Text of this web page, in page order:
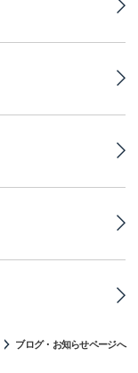
ブログ・お知らせページへ